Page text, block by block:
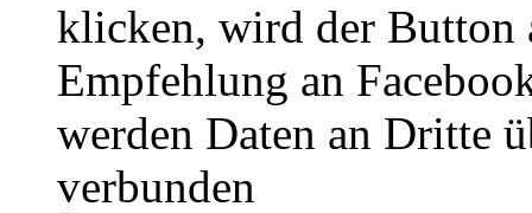
klicken, wird der Button
Empfehlung an
werden Daten an Dritte
verbunden